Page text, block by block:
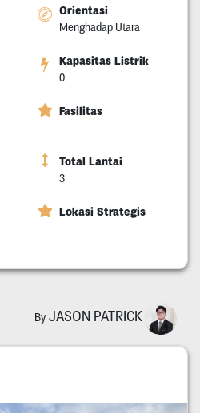
Orientasi
Menghadap Utara
Kapasitas Listrik
0
Fasilitas
Total Lantai
3
Lokasi Strategis
By JASON PATRICK